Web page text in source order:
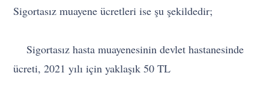
Sigortasız muayene ücretleri ise şu şekildedir;
Sigortasız hasta muayenesinin devlet hastanesinde
ücreti, 2021 yılı için yaklaşık 50 TL